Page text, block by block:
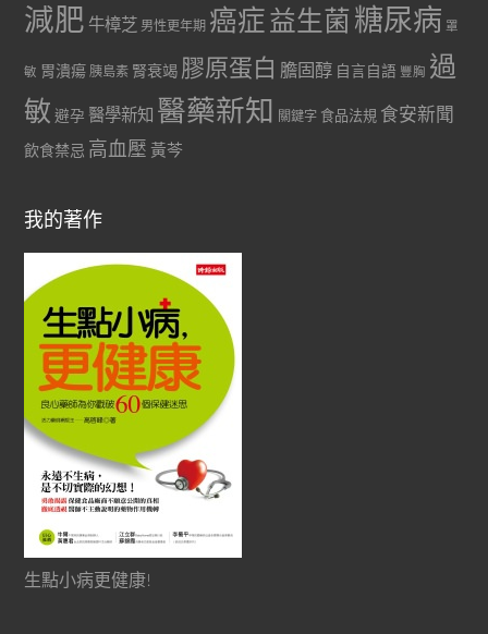
減肥 牛樟芝 男性更年期 癌症益生菌 糖尿病 罩
敏 胃潰瘍 胰島素 腎衰竭 膠原蛋白 膽固醇 自言自語 豐胸 過
敏 避孕 醫學新知 醫藥新知 關鍵字 食品法規 食安新聞
飲食禁忌 高血壓 黃芩
我的著作
生點小病更健康!